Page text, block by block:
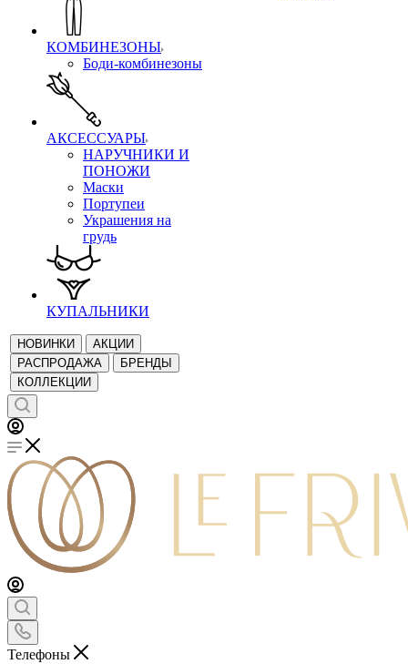
КОМБИНЕЗОНЫ
Боди-комбинезоны
АКСЕССУАРЫ
НАРУЧНИКИ И
ПОНОЖИ
Маски
Портупеи
Украшения на
грудь
КУПАЛЬНИКИ
НОВИНКИ
АКЦИИ
РАСПРОДАЖА
БРЕНДЫ
КОЛЛЕКЦИИ
Телефоны